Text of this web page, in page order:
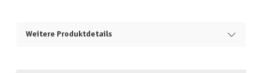
Weitere Produktdetails